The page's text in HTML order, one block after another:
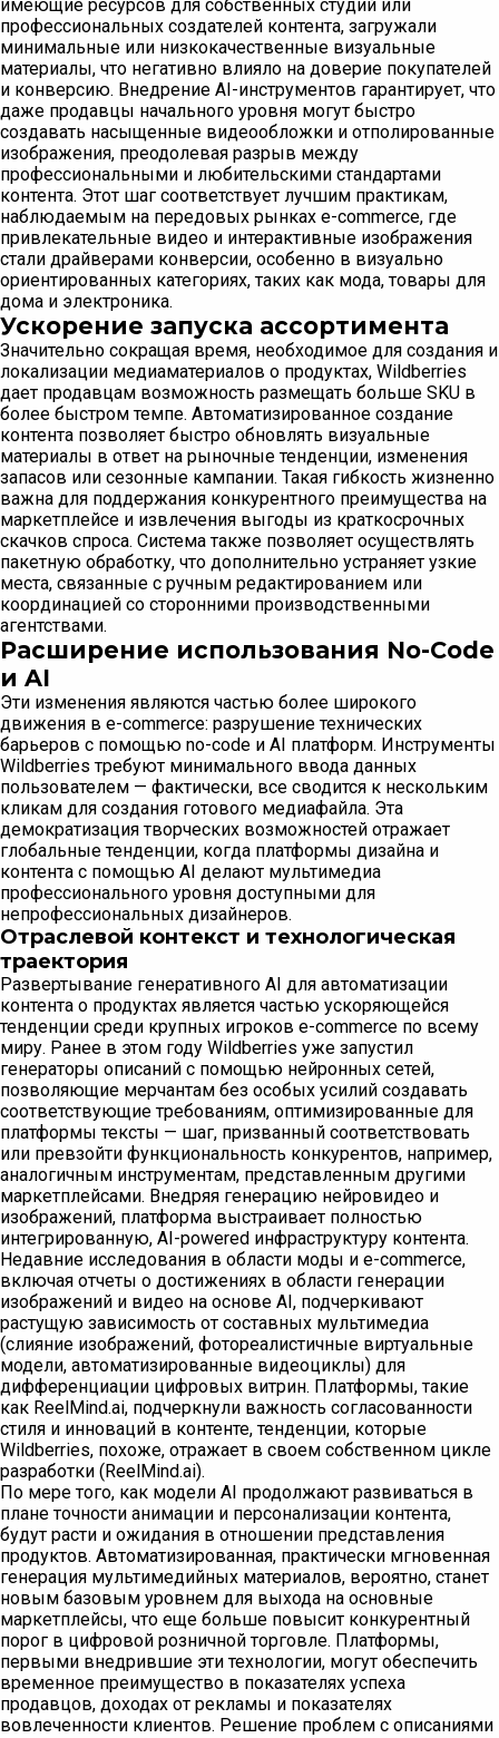
имеющие ресурсов для собственных студий или
профессиональных создателей контента, загружали
минимальные или низкокачественные визуальные
материалы, что негативно влияло на доверие покупателей
и конверсию. Внедрение AI-инструментов гарантирует, что
даже продавцы начального уровня могут быстро
создавать насыщенные видеообложки и отполированные
изображения, преодолевая разрыв между
профессиональными и любительскими стандартами
контента. Этот шаг соответствует лучшим практикам,
наблюдаемым на передовых рынках e-commerce, где
привлекательные видео и интерактивные изображения
стали драйверами конверсии, особенно в визуально
ориентированных категориях, таких как мода, товары для
дома и электроника.
Ускорение запуска ассортимента
Значительно сокращая время, необходимое для создания и
локализации медиаматериалов о продуктах, Wildberries
дает продавцам возможность размещать больше SKU в
более быстром темпе. Автоматизированное создание
контента позволяет быстро обновлять визуальные
материалы в ответ на рыночные тенденции, изменения
запасов или сезонные кампании. Такая гибкость жизненно
важна для поддержания конкурентного преимущества на
маркетплейсе и извлечения выгоды из краткосрочных
скачков спроса. Система также позволяет осуществлять
пакетную обработку, что дополнительно устраняет узкие
места, связанные с ручным редактированием или
координацией со сторонними производственными
агентствами.
Расширение использования No-Code
и AI
Эти изменения являются частью более широкого
движения в e-commerce: разрушение технических
барьеров с помощью no-code и AI платформ. Инструменты
Wildberries требуют минимального ввода данных
пользователем — фактически, все сводится к нескольким
кликам для создания готового медиафайла. Эта
демократизация творческих возможностей отражает
глобальные тенденции, когда платформы дизайна и
контента с помощью AI делают мультимедиа
профессионального уровня доступными для
непрофессиональных дизайнеров.
Отраслевой контекст и технологическая
траектория
Развертывание генеративного AI для автоматизации
контента о продуктах является частью ускоряющейся
тенденции среди крупных игроков e-commerce по всему
миру. Ранее в этом году Wildberries уже запустил
генераторы описаний с помощью нейронных сетей,
позволяющие мерчантам без особых усилий создавать
соответствующие требованиям, оптимизированные для
платформы тексты — шаг, призванный соответствовать
или превзойти функциональность конкурентов, например,
аналогичным инструментам, представленным другими
маркетплейсами. Внедряя генерацию нейровидео и
изображений, платформа выстраивает полностью
интегрированную, AI-powered инфраструктуру контента.
Недавние исследования в области моды и e-commerce,
включая отчеты о достижениях в области генерации
изображений и видео на основе AI, подчеркивают
растущую зависимость от составных мультимедиа
(слияние изображений, фотореалистичные виртуальные
модели, автоматизированные видеоциклы) для
дифференциации цифровых витрин. Платформы, такие
как ReelMind.ai, подчеркнули важность согласованности
стиля и инноваций в контенте, тенденции, которые
Wildberries, похоже, отражает в своем собственном цикле
разработки (ReelMind.ai).
По мере того, как модели AI продолжают развиваться в
плане точности анимации и персонализации контента,
будут расти и ожидания в отношении представления
продуктов. Автоматизированная, практически мгновенная
генерация мультимедийных материалов, вероятно, станет
новым базовым уровнем для выхода на основные
маркетплейсы, что еще больше повысит конкурентный
порог в цифровой розничной торговле. Платформы,
первыми внедрившие эти технологии, могут обеспечить
временное преимущество в показателях успеха
продавцов, доходах от рекламы и показателях
вовлеченности клиентов. Решение проблем с описаниями